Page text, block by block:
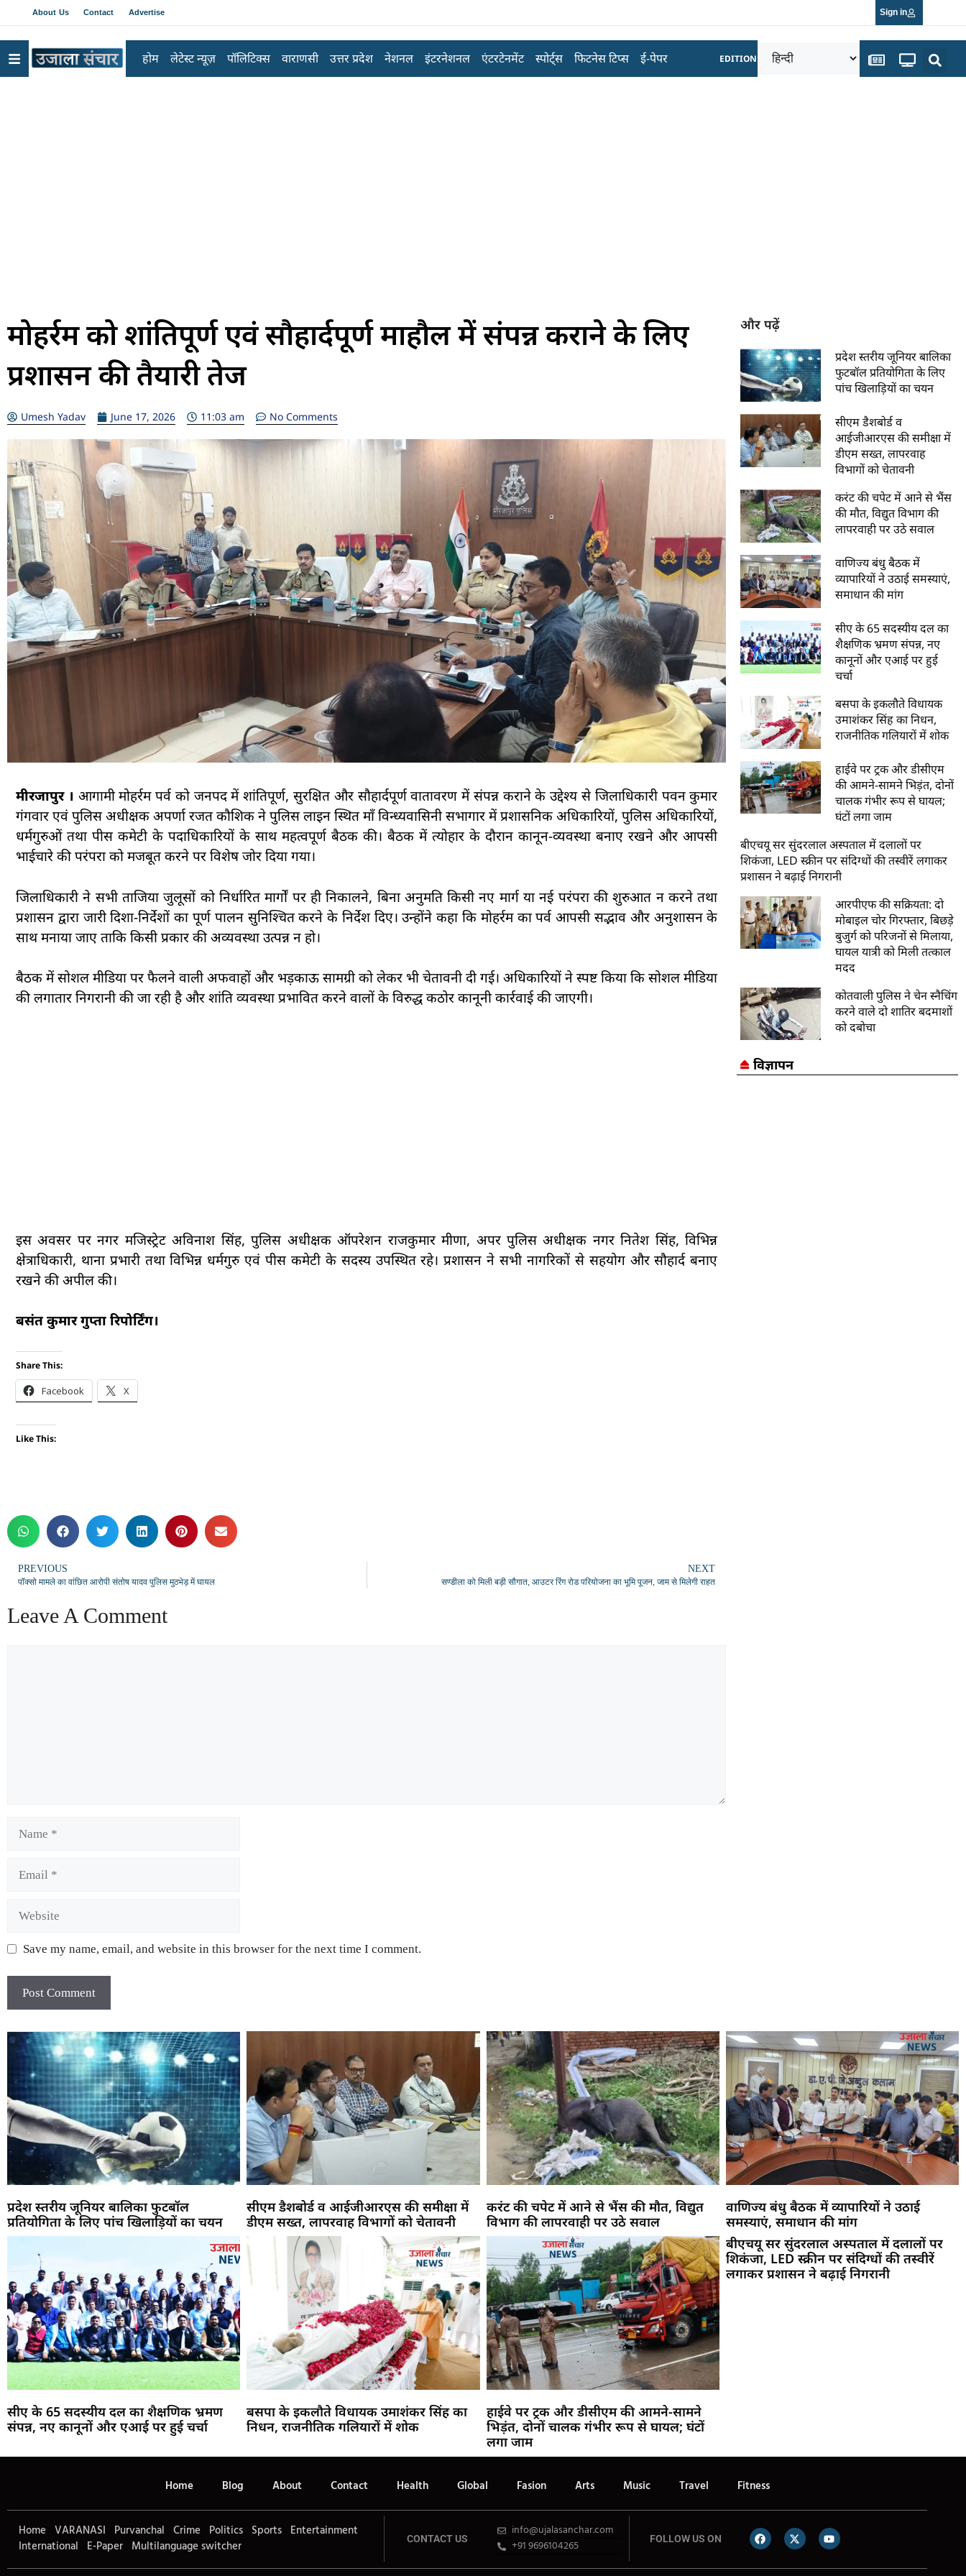
About Us Contact Advertise Sign in
होम लेटेस्ट न्यूज़ पॉलिटिक्स वाराणसी उत्तर प्रदेश नेशनल इंटरनेशनल एंटरटेनमेंट स्पोर्ट्स फिटनेस टिप्स ई-पेपर EDITION
मोहर्रम को शांतिपूर्ण एवं सौहार्दपूर्ण माहौल में संपन्न कराने के लिए
प्रशासन की तैयारी तेज
Umesh Yadav June 17, 2026 11:03 am No Comments
मीरजापुर । आगामी मोहर्रम पर्व को जनपद में शांतिपूर्ण, सुरक्षित और सौहार्दपूर्ण वातावरण में संपन्न कराने के उद्देश्य से जिलाधिकारी पवन कुमार
गंगवार एवं पुलिस अधीक्षक अपर्णा रजत कौशिक ने पुलिस लाइन स्थित माँ विन्ध्यवासिनी सभागार में प्रशासनिक अधिकारियों, पुलिस अधिकारियों,
धर्मगुरुओं तथा पीस कमेटी के पदाधिकारियों के साथ महत्वपूर्ण बैठक की। बैठक में त्योहार के दौरान कानून-व्यवस्था बनाए रखने और आपसी
भाईचारे की परंपरा को मजबूत करने पर विशेष जोर दिया गया।
जिलाधिकारी ने सभी ताजिया जुलूसों को निर्धारित मार्गों पर ही निकालने, बिना अनुमति किसी नए मार्ग या नई परंपरा की शुरुआत न करने तथा
प्रशासन द्वारा जारी दिशा-निर्देशों का पूर्ण पालन सुनिश्चित करने के निर्देश दिए। उन्होंने कहा कि मोहर्रम का पर्व आपसी सद्भाव और अनुशासन के
साथ मनाया जाए ताकि किसी प्रकार की अव्यवस्था उत्पन्न न हो।
बैठक में सोशल मीडिया पर फैलने वाली अफवाहों और भड़काऊ सामग्री को लेकर भी चेतावनी दी गई। अधिकारियों ने स्पष्ट किया कि सोशल मीडिया
की लगातार निगरानी की जा रही है और शांति व्यवस्था प्रभावित करने वालों के विरुद्ध कठोर कानूनी कार्रवाई की जाएगी।
इस अवसर पर नगर मजिस्ट्रेट अविनाश सिंह, पुलिस अधीक्षक ऑपरेशन राजकुमार मीणा, अपर पुलिस अधीक्षक नगर नितेश सिंह, विभिन्न
क्षेत्राधिकारी, थाना प्रभारी तथा विभिन्न धर्मगुरु एवं पीस कमेटी के सदस्य उपस्थित रहे। प्रशासन ने सभी नागरिकों से सहयोग और सौहार्द बनाए
रखने की अपील की।
बसंत कुमार गुप्ता रिपोर्टिंग।
Share This:
Facebook X
Like This:
PREVIOUS
पॉक्सो मामले का वांछित आरोपी संतोष यादव पुलिस मुठभेड़ में घायल
NEXT
सण्डीला को मिली बड़ी सौगात, आउटर रिंग रोड परियोजना का भूमि पूजन, जाम से मिलेगी राहत
Leave A Comment
Save my name, email, and website in this browser for the next time I comment.
और पढ़ें
प्रदेश स्तरीय जूनियर बालिका
फुटबॉल प्रतियोगिता के लिए
पांच खिलाड़ियों का चयन
सीएम डैशबोर्ड व
आईजीआरएस की समीक्षा में
डीएम सख्त, लापरवाह
विभागों को चेतावनी
करंट की चपेट में आने से भैंस
की मौत, विद्युत विभाग की
लापरवाही पर उठे सवाल
वाणिज्य बंधु बैठक में
व्यापारियों ने उठाई समस्याएं,
समाधान की मांग
सीए के 65 सदस्यीय दल का
शैक्षणिक भ्रमण संपन्न, नए
कानूनों और एआई पर हुई
चर्चा
बसपा के इकलौते विधायक
उमाशंकर सिंह का निधन,
राजनीतिक गलियारों में शोक
हाईवे पर ट्रक और डीसीएम
की आमने-सामने भिड़ंत, दोनों
चालक गंभीर रूप से घायल;
घंटों लगा जाम
बीएचयू सर सुंदरलाल अस्पताल में दलालों पर
शिकंजा, LED स्क्रीन पर संदिग्धों की तस्वीरें लगाकर
प्रशासन ने बढ़ाई निगरानी
आरपीएफ की सक्रियता: दो
मोबाइल चोर गिरफ्तार, बिछड़े
बुजुर्ग को परिजनों से मिलाया,
घायल यात्री को मिली तत्काल
मदद
कोतवाली पुलिस ने चेन स्नैचिंग
करने वाले दो शातिर बदमाशों
को दबोचा
विज्ञापन
प्रदेश स्तरीय जूनियर बालिका फुटबॉल
प्रतियोगिता के लिए पांच खिलाड़ियों का चयन
सीएम डैशबोर्ड व आईजीआरएस की समीक्षा में
डीएम सख्त, लापरवाह विभागों को चेतावनी
करंट की चपेट में आने से भैंस की मौत, विद्युत
विभाग की लापरवाही पर उठे सवाल
वाणिज्य बंधु बैठक में व्यापारियों ने उठाई
समस्याएं, समाधान की मांग
सीए के 65 सदस्यीय दल का शैक्षणिक भ्रमण
संपन्न, नए कानूनों और एआई पर हुई चर्चा
बसपा के इकलौते विधायक उमाशंकर सिंह का
निधन, राजनीतिक गलियारों में शोक
हाईवे पर ट्रक और डीसीएम की आमने-सामने
भिड़ंत, दोनों चालक गंभीर रूप से घायल; घंटों
लगा जाम
बीएचयू सर सुंदरलाल अस्पताल में दलालों पर
शिकंजा, LED स्क्रीन पर संदिग्धों की तस्वीरें
लगाकर प्रशासन ने बढ़ाई निगरानी
Home Blog About Contact Health Global Fasion Arts Music Travel Fitness
Home VARANASI Purvanchal Crime Politics Sports Entertainment
International E-Paper Multilanguage switcher CONTACT US
info@ujalasanchar.com
+91 9696104265
FOLLOW US ON